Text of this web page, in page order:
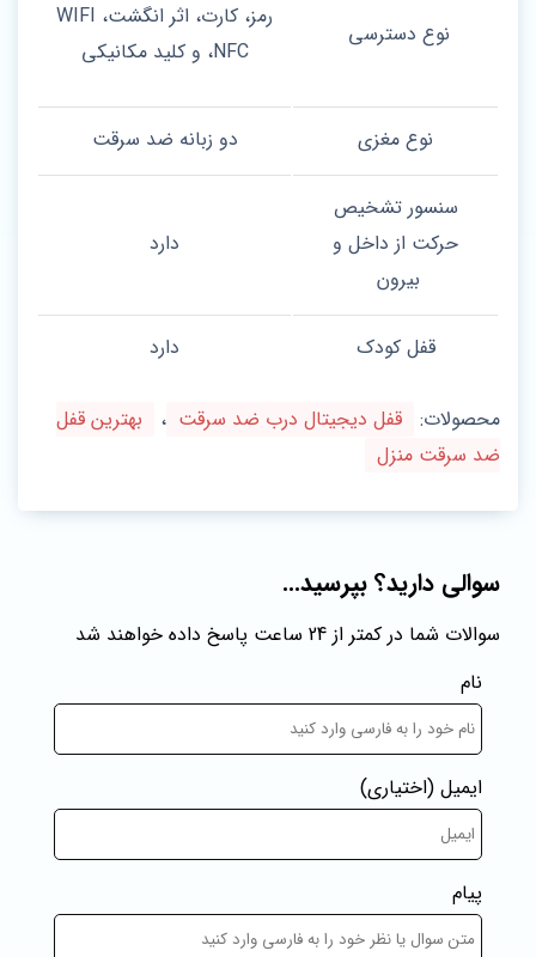
نوع دسترسی
رمز، کارت، اثر انگشت، WIFI
،NFC و کلید مکانیکی
نوع مغزی دو زبانه ضد سرقت
سنسور تشخیص
حرکت از داخل و
بیرون
دارد
قفل کودک دارد
محصولات: قفل دیجیتال درب ضد سرقت ،
بهترین قفل
ضد سرقت منزل
سوالی دارید؟ بپرسید...
سوالات شما در کمتر از 24 ساعت پاسخ داده خواهند شد
نام
ایمیل (اختیاری)
پیام